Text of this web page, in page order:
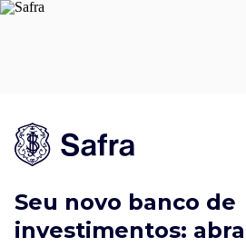
Seu novo banco de
investimentos: